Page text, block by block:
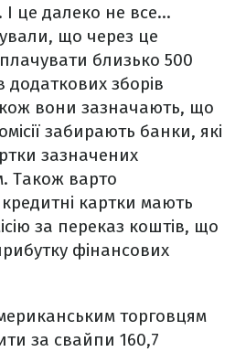
це далеко не все…
що через це
близько 500
додаткових зборів
вони зазначають, що
забирають банки, які
зазначених
Також варто
картки мають
за переказ коштів, що
фінансових
торговцям
за свайпи 160,7